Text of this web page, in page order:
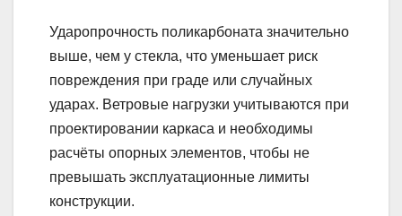
Ударопрочность поликарбоната значительно
выше, чем у стекла, что уменьшает риск
повреждения при граде или случайных
ударах. Ветровые нагрузки учитываются при
проектировании каркаса и необходимы
расчёты опорных элементов, чтобы не
превышать эксплуатационные лимиты
конструкции.